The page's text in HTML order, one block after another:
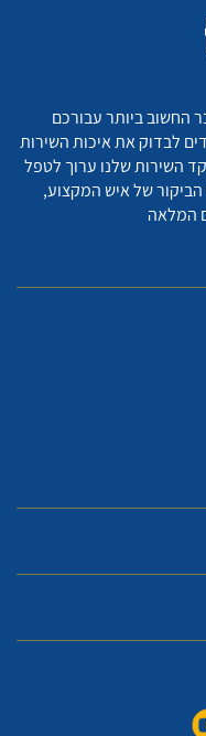
החשוב ביותר עבורכם
לבדוק את איכות השירות
השירות שלנו ערוך לטפל
של איש המקצוע,
המלאה